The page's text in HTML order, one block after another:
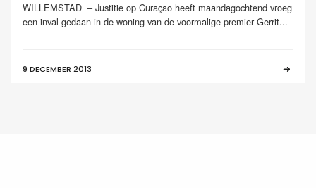
WILLEMSTAD – Justitie op Curaçao heeft maandagochtend vroeg
een inval gedaan in de woning van de voormalige premier Gerrit...
9 DECEMBER 2013